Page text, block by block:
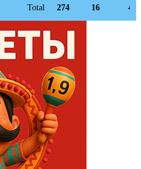
Total
274 16 49